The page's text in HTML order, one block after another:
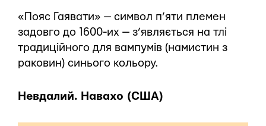
«Пояс Гаявати» — символ п’яти племен
задовго до 1600-их — з’являється на тлі
традиційного для вампумів (намистин з
раковин) синього кольору.
Невдалий. Навахо (США)